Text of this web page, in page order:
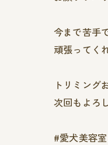
今まで苦手
頑張ってく
トリミング
次回もよろ
#愛犬美容